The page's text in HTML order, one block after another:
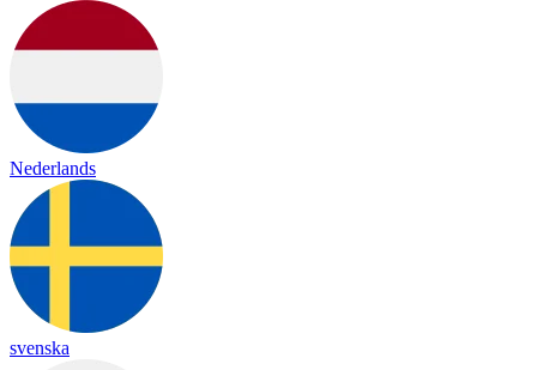
Nederlands
svenska